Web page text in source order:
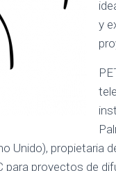
y
Unido),
para proyectos de